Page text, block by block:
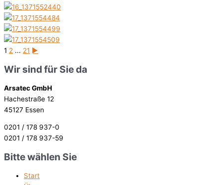
1 2 ... 21 ►
Wir sind für Sie da
Arsatec GmbH
Hachestraße 12
45127 Essen
0201 / 178 937-0
0201 / 178 937-59
Bitte wählen Sie
Start